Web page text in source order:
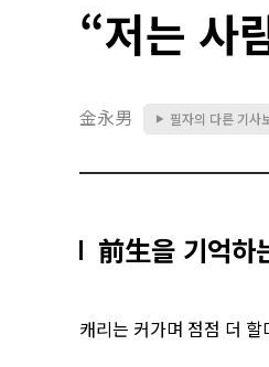
“저는 사
金永男 ▶ 필자의 다른 기사
前生을 기억하
캐리는 커가며 점점 더